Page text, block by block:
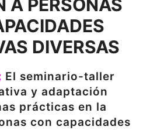
A PERSONAS
DIVERSAS
El seminario-taller
y adaptación
prácticas en la
con capacidades